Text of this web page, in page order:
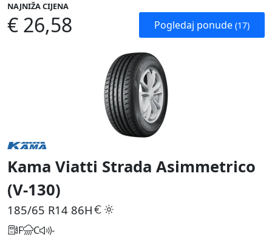
NAJNIŽA CIJENA
€ 26,58 Pogledaj ponude (17)
Kama Viatti Strada Asimmetrico
(V-130)
185/65 R14 86H
F C -